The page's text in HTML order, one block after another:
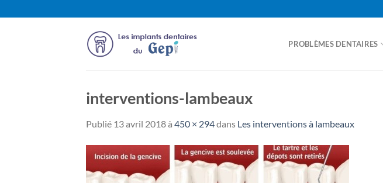
PROBLÈMES DENTAIRES
interventions-lambeaux
Publié 13 avril 2018à 450 × 294dans Les interventions à lambeaux